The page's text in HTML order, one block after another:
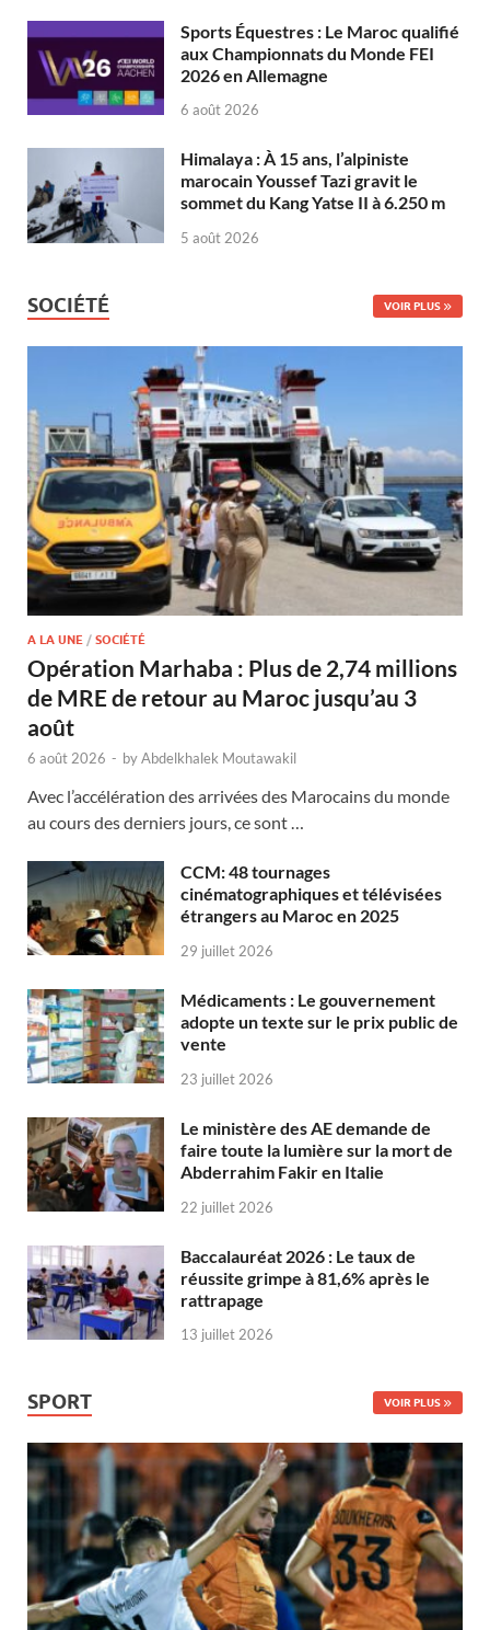
Sports Équestres : Le Maroc qualifié
aux Championnats du Monde FEI
2026 en Allemagne
6 août 2026
Himalaya : À 15 ans, l’alpiniste
marocain Youssef Tazi gravit le
sommet du Kang Yatse II à 6.250 m
5 août 2026
SOCIÉTÉ VOIR PLUS
A LA UNE / SOCIÉTÉ
Opération Marhaba : Plus de 2,74 millions
de MRE de retour au Maroc jusqu’au 3
août
6 août 2026 - byAbdelkhalek Moutawakil
Avec l’accélération des arrivées des Marocains du monde
au cours des derniers jours, ce sont …
CCM: 48 tournages
cinématographiques et télévisées
étrangers au Maroc en 2025
29 juillet 2026
Médicaments : Le gouvernement
adopte un texte sur le prix public de
vente
23 juillet 2026
Le ministère des AE demande de
faire toute la lumière sur la mort de
Abderrahim Fakir en Italie
22 juillet 2026
Baccalauréat 2026 : Le taux de
réussite grimpe à 81,6% après le
rattrapage
13 juillet 2026
SPORT VOIR PLUS